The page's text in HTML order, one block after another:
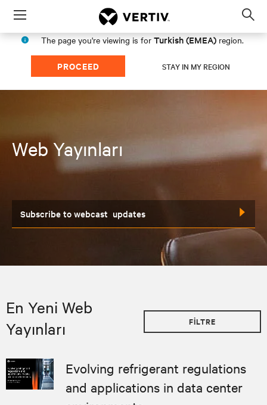
Menu
The page you're viewing is for Turkish (EMEA) region.
PROCEED STAY IN MY REGION
Web Yayınları
Gönder
En Yeni Web
Yayınları
FILTRE
Evolving refrigerant regulations
and applications in data center